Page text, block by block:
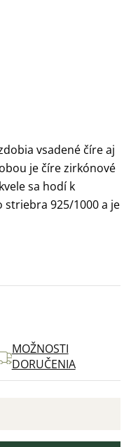
MOŽNOSTI
DORUČENIA
vsadené číre aj
je číre zirkónové
sa hodí k
striebra 925/1000 a je